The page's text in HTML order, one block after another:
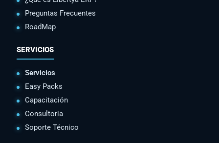
Preguntas Frecuentes
RoadMap
SERVICIOS
Servicios
Easy Packs
Capacitación
Consultoria
Soporte Técnico